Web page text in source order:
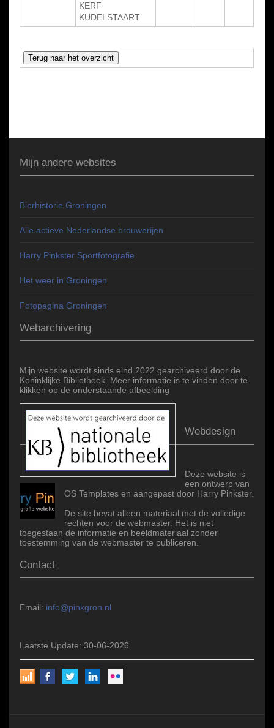
KERF
KUDELSTAART
Mijn andere websites
Bierhistorie Groningen
Alle actieve Nederlandse brouwerijen
Harry Pinkster Sportfotografie
Het weer in Groningen
Fotopagina Groningen
Webarchivering
Mijn website wordt sinds eind 2022 gearchiveerd door de
Koninklijke Bibliotheek. Meer informatie is te vinden door te
klikken op de onderstaande afbeelding
Webdesign
Deze website is
een ontwerp van
OS Templates en aangepast door Harry Pinkster.
De site bevat alleen materiaal met de volledige
rechten voor de webmaster. Het is niet
toegestaan de informatie en beeldmateriaal zonder
toestemming van de webmaster te publiceren.
Contact
Email: info@pinkgron.nl
Laatste Update: 30-06-2026